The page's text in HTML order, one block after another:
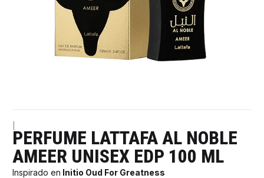
PERFUME LATTAFA AL NOBLE
AMEER UNISEX EDP 100 ML
Inspirado en Initio Oud For Greatness